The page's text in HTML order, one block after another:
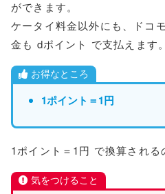
ができます。
ケータイ料金以外にも、ドコ
金も dポイント で支払えます。
お得なところ
1ポイント＝1円
1ポイント＝1円 で換算される
気をつけること